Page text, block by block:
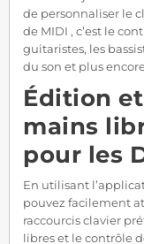
de personnaliser le
de MIDI , c’est le
guitaristes, les
du son et plus
Édition
mains
pour les
En utilisant
pouvez facilement
raccourcis clavier
libres et le contrôle